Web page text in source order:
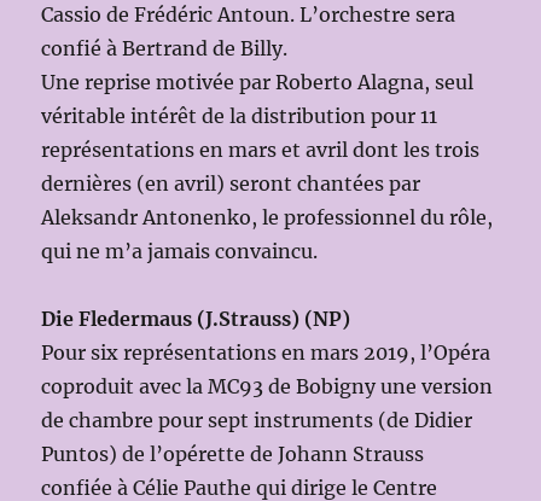
Cassio de Frédéric Antoun. L’orchestre sera
confié à Bertrand de Billy.
Une reprise motivée par Roberto Alagna, seul
véritable intérêt de la distribution pour 11
représentations en mars et avril dont les trois
dernières (en avril) seront chantées par
Aleksandr Antonenko, le professionnel du rôle,
qui ne m’a jamais convaincu.
Die Fledermaus (J.Strauss) (NP)
Pour six représentations en mars 2019, l’Opéra
coproduit avec la MC93 de Bobigny une version
de chambre pour sept instruments (de Didier
Puntos) de l’opérette de Johann Strauss
confiée à Célie Pauthe qui dirige le Centre